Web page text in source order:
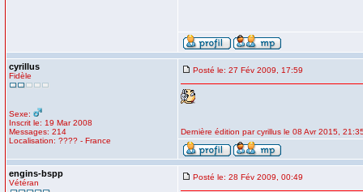
cyrillus
Fidèle
Sexe:
Inscrit le: 19 Mar 2008
Messages: 214
Localisation: ???? - France
Posté le: 27 Fév 2009, 17:59
Dernière édition par cyrillus le 08 Avr 2015,
engins-bspp
Vétéran
Posté le: 28 Fév 2009, 00:49